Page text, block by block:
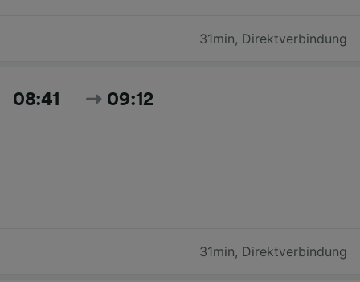
31min, Direktverbindung
08:41 09:12
31min, Direktverbindung